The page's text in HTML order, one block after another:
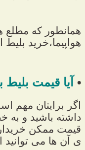
همانطور که مطلع
هواپیما،خرید
• آیا قیمت
اگر برایتان مهم
داشته باشید و به
قیمت ممکن
ی آن ها می توانید